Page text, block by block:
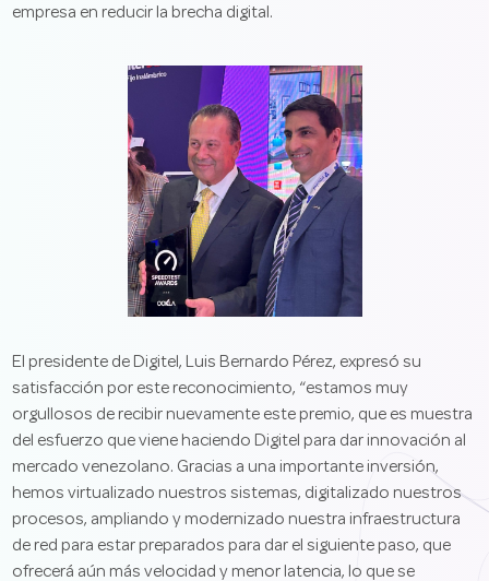
empresa en reducir la brecha digital.
El presidente de Digitel, Luis Bernardo Pérez, expresó su
satisfacción por este reconocimiento, “estamos muy
orgullosos de recibir nuevamente este premio, que es muestra
del esfuerzo que viene haciendo Digitel para dar innovación al
mercado venezolano. Gracias a una importante inversión,
hemos virtualizado nuestros sistemas, digitalizado nuestros
procesos, ampliando y modernizado nuestra infraestructura
de red para estar preparados para dar el siguiente paso, que
ofrecerá aún más velocidad y menor latencia, lo que se